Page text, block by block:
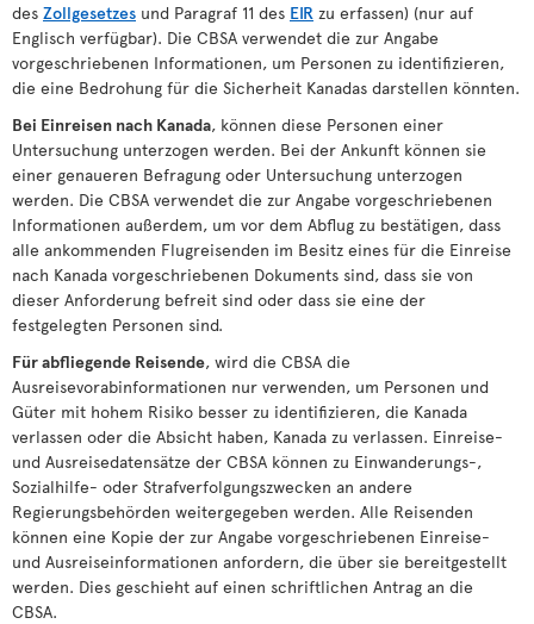
des Zollgesetzes und Paragraf 11 des EIR zu erfassen) (nur auf
Englisch verfügbar). Die CBSA verwendet die zur Angabe
vorgeschriebenen Informationen, um Personen zu identifizieren,
die eine Bedrohung für die Sicherheit Kanadas darstellen könnten.
Bei Einreisen nach Kanada, können diese Personen einer
Untersuchung unterzogen werden. Bei der Ankunft können sie
einer genaueren Befragung oder Untersuchung unterzogen
werden. Die CBSA verwendet die zur Angabe vorgeschriebenen
Informationen außerdem, um vor dem Abflug zu bestätigen, dass
alle ankommenden Flugreisenden im Besitz eines für die Einreise
nach Kanada vorgeschriebenen Dokuments sind, dass sie von
dieser Anforderung befreit sind oder dass sie eine der
festgelegten Personen sind.
Für abfliegende Reisende, wird die CBSA die
Ausreisevorabinformationen nur verwenden, um Personen und
Güter mit hohem Risiko besser zu identifizieren, die Kanada
verlassen oder die Absicht haben, Kanada zu verlassen. Einreise-
und Ausreisedatensätze der CBSA können zu Einwanderungs-,
Sozialhilfe- oder Strafverfolgungszwecken an andere
Regierungsbehörden weitergegeben werden. Alle Reisenden
können eine Kopie der zur Angabe vorgeschriebenen Einreise-
und Ausreiseinformationen anfordern, die über sie bereitgestellt
werden. Dies geschieht auf einen schriftlichen Antrag an die
CBSA.